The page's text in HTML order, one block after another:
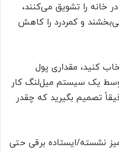
خانه را تشویق می‌کنند،
و کمردرد را کاهش
کنید، مقداری پول
توسط یک سیستم میل‌لنگ کار
تصمیم بگیرید که چقدر
میز نشسته/ایستاده برقی حتی